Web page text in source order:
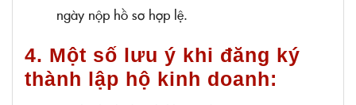
ngày nộp hồ sơ hợp lệ.
4. Một số lưu ý khi đăng ký
thành lập hộ kinh doanh: